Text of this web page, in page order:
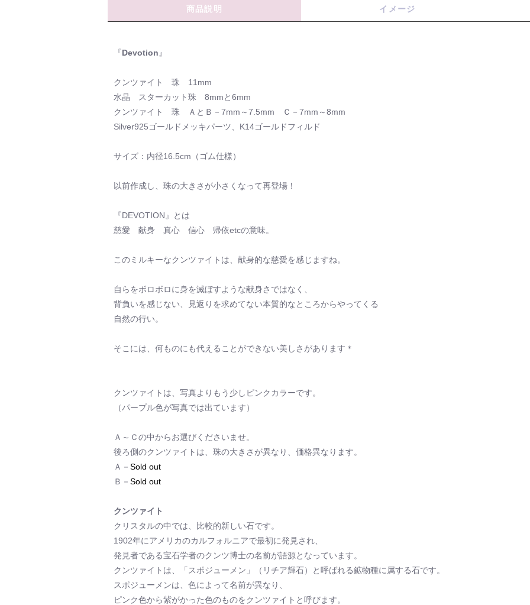
商品説明 イメージ
『Devotion 』
クンツァイト 珠 11mm
水晶 スターカット珠 8mmと6mm
クンツァイト 珠 ＡとＢ－7mm～7.5mm Ｃ－7mm～8mm
Silver925ゴールドメッキパーツ、K14ゴールドフィルド
サイズ：内径16.5cm（ゴム仕様）
以前作成し、珠の大きさが小さくなって再登場！
『DEVOTION』とは
慈愛 献身 真心 信心 帰依etcの意味。
このミルキーなクンツァイトは、献身的な慈愛を感じますね。
自らをボロボロに身を滅ぼすような献身さではなく、
背負いを感じない、見返りを求めてない本質的なところからやってくる
自然の行い。
そこには、何ものにも代えることができない美しさがあります＊
クンツァイトは、写真よりもう少しピンクカラーです。
（パープル色が写真では出ています）
Ａ～Ｃの中からお選びくださいませ。
後ろ側のクンツァイトは、珠の大きさが異なり、価格異なります。
Ａ－ Sold out
Ｂ－ Sold out
クンツァイト
クリスタルの中では、比較的新しい石です。
1902年にアメリカのカルフォルニアで最初に発見され、
発見者である宝石学者のクンツ博士の名前が語源となっています。
クンツァイトは、「スポジューメン」（リチア輝石）と呼ばれる鉱物種に属する石です。
スポジューメンは、色によって名前が異なり、
ピンク色から紫がかった色のものをクンツァイトと呼びます。